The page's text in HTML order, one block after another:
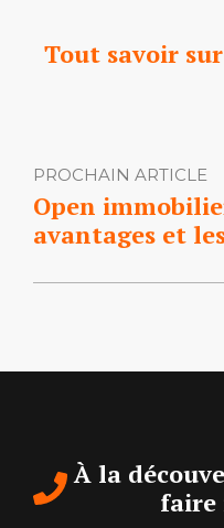
Tout savoir
PROCHAIN ARTICLE
Open
avantages et
À la
faire